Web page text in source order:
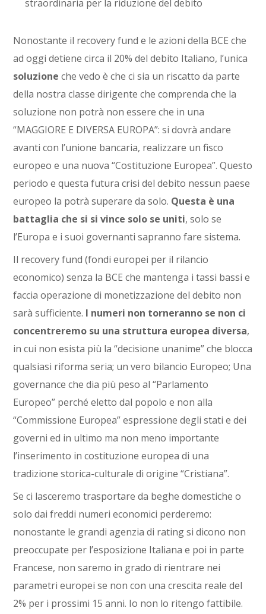
straordinaria per la riduzione del debito
Nonostante il recovery fund e le azioni della BCE che
ad oggi detiene circa il 20% del debito Italiano, l’unica
soluzione che vedo è che ci sia un riscatto da parte
della nostra classe dirigente che comprenda che la
soluzione non potrà non essere che in una
“MAGGIORE E DIVERSA EUROPA”: si dovrà andare
avanti con l’unione bancaria, realizzare un fisco
europeo e una nuova “Costituzione Europea”. Questo
periodo e questa futura crisi del debito nessun paese
europeo la potrà superare da solo. Questa è una
battaglia che si si vince solo se uniti, solo se
l’Europa e i suoi governanti sapranno fare sistema.
Il recovery fund (fondi europei per il rilancio
economico) senza la BCE che mantenga i tassi bassi e
faccia operazione di monetizzazione del debito non
sarà sufficiente. I numeri non torneranno se non ci
concentreremo su una struttura europea diversa,
in cui non esista più la “decisione unanime” che blocca
qualsiasi riforma seria; un vero bilancio Europeo; Una
governance che dia più peso al “Parlamento
Europeo” perché eletto dal popolo e non alla
“Commissione Europea” espressione degli stati e dei
governi ed in ultimo ma non meno importante
l’inserimento in costituzione europea di una
tradizione storica-culturale di origine “Cristiana”.
Se ci lasceremo trasportare da beghe domestiche o
solo dai freddi numeri economici perderemo:
nonostante le grandi agenzia di rating si dicono non
preoccupate per l’esposizione Italiana e poi in parte
Francese, non saremo in grado di rientrare nei
parametri europei se non con una crescita reale del
2% per i prossimi 15 anni. Io non lo ritengo fattibile.